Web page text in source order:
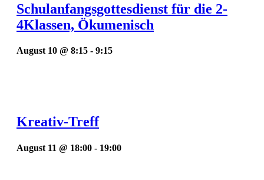
Schulanfangsgottesdienst für die 2-
4Klassen, Ökumenisch
August 10 @ 8:15 - 9:15
Kreativ-Treff
August 11 @ 18:00 - 19:00